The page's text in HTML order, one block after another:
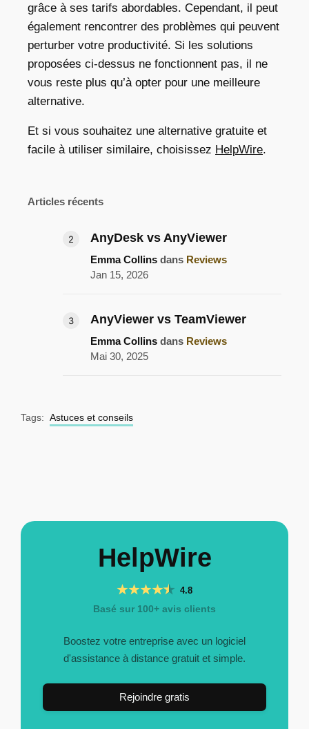
grâce à ses tarifs abordables. Cependant, il peut
également rencontrer des problèmes qui peuvent
perturber votre productivité. Si les solutions
proposées ci-dessus ne fonctionnent pas, il ne
vous reste plus qu’à opter pour une meilleure
alternative.
Et si vous souhaitez une alternative gratuite et
facile à utiliser similaire, choisissez HelpWire.
Articles récents
AnyDesk vs AnyViewer
Emma Collins dans Reviews
Jan 15, 2026
AnyViewer vs TeamViewer
Emma Collins dans Reviews
Mai 30, 2025
Tags: Astuces et conseils
HelpWire
4.8
Basé sur 100+ avis clients
Boostez votre entreprise avec un logiciel
d'assistance à distance gratuit et simple.
Rejoindre gratis